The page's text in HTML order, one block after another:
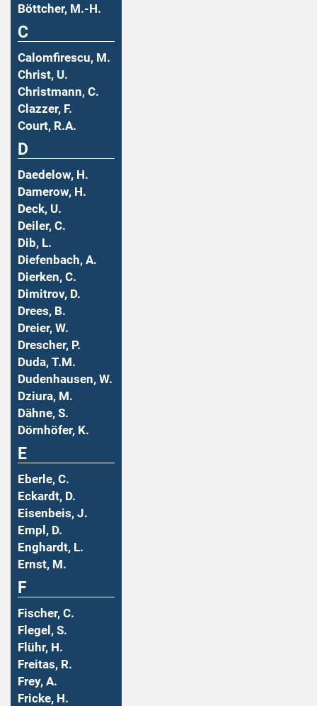
Böttcher, M.-H.
C
Calomfirescu, M.
Christ, U.
Christmann, C.
Clazzer, F.
Court, R.A.
D
Daedelow, H.
Damerow, H.
Deck, U.
Deiler, C.
Dib, L.
Diefenbach, A.
Dierken, C.
Dimitrov, D.
Drees, B.
Dreier, W.
Drescher, P.
Duda, T.M.
Dudenhausen, W.
Dziura, M.
Dähne, S.
Dörnhöfer, K.
E
Eberle, C.
Eckardt, D.
Eisenbeis, J.
Empl, D.
Enghardt, L.
Ernst, M.
F
Fischer, C.
Flegel, S.
Flühr, H.
Freitas, R.
Frey, A.
Fricke, H.